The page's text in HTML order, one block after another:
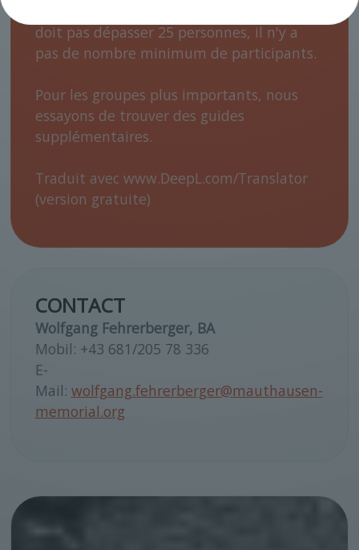
doit pas dépasser 25 personnes, il n'y a
pas de nombre minimum de participants.
Pour les groupes plus importants, nous
essayons de trouver des guides
supplémentaires.
Traduit avec www.DeepL.com/Translator
(version gratuite)
CONTACT
Wolfgang Fehrerberger, BA
Mobil: +43 681/205 78 336
E-
Mail: wolfgang.fehrerberger@mauthausen-
memorial.org